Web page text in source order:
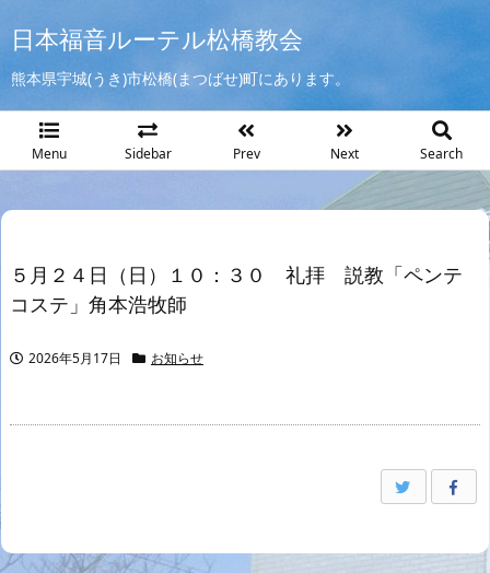
日本福音ルーテル松橋教会
熊本県宇城(うき)市松橋(まつばせ)町にあります。
Menu Sidebar Prev Next Search
５月２４日（日）１０：３０ 礼拝 説教「ペンテ
コステ」角本浩牧師
2026年5月17日 お知らせ